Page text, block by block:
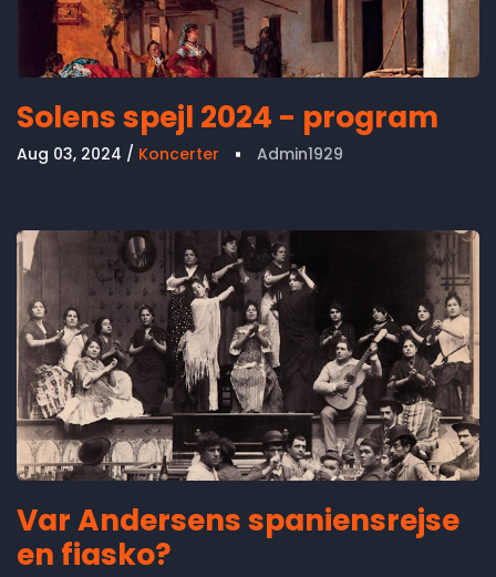
Solens spejl 2024 - program
Aug 03, 2024 Koncerter Admin1929
Var Andersens spaniensrejse
en fiasko?